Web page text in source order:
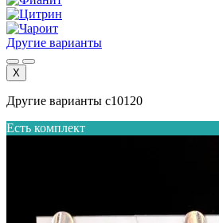
Другие варианты
X
Другие варианты с10120
Есть комплект